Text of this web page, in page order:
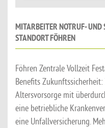
MITARBEITER NOTRUF-
STANDORT FÖHREN
Föhren Zentrale Vollzeit
Benefits
Altersvorsorge mit
eine betriebliche
eine Unfallversicherung.